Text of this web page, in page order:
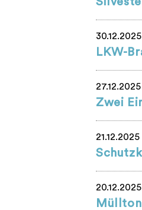
30.12.2025
LKW-
27.12.2025
Zwei
21.12.2025
20.12.2025